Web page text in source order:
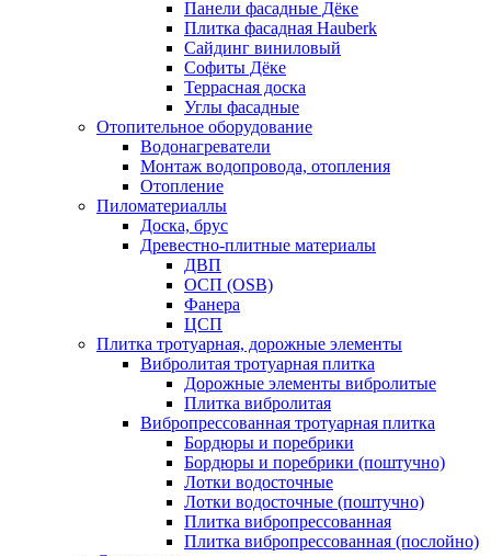
Панели фасадные Дёке
Плитка фасадная Hauberk
Сайдинг виниловый
Софиты Дёке
Террасная доска
Углы фасадные
Отопительное оборудование
Водонагреватели
Монтаж водопровода, отопления
Отопление
Пиломатериаллы
Доска, брус
Древестно-плитные материалы
ДВП
ОСП (OSB)
Фанера
ЦСП
Плитка тротуарная, дорожные элементы
Вибролитая тротуарная плитка
Дорожные элементы вибролитые
Плитка вибролитая
Вибропрессованная тротуарная плитка
Бордюры и поребрики
Бордюры и поребрики (поштучно)
Лотки водосточные
Лотки водосточные (поштучно)
Плитка вибропрессованная
Плитка вибропрессованная (послойно)